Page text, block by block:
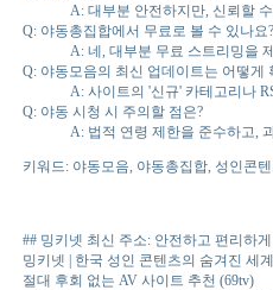
A: 대부분 안전하지만, 신뢰할
Q: 야동총집합에서 무료로 볼 수 있나요?
A: 네, 대부분 무료 스트리밍을
Q: 야동모음의 최신 업데이트는 어떻게
A: 사이트의 '신규' 카테고리나
Q: 야동 시청 시 주의할 점은?
A: 법적 연령 제한을 준수하고,
키워드: 야동모음, 야동총집합, 성인콘
## 밍키넷 최신 주소: 안전하고 편리하
밍키넷 | 한국 성인 콘텐츠의 숨겨진 세
절대 후회 없는 AV 사이트 추천 (69tv)